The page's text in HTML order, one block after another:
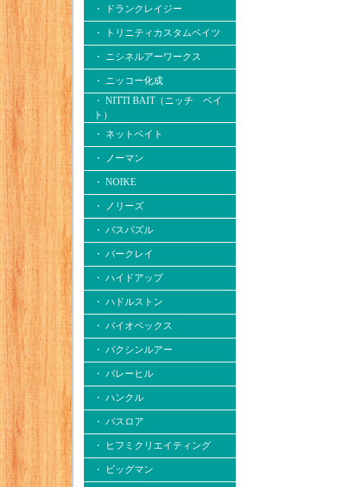
・ ドランクレイジー
・ トリニティカスタムベイツ
・ ニシネルアーワークス
・ ニッコー化成
・ NITTI BAIT（ニッチ ベイ
ト）
・ ネットベイト
・ ノーマン
・ NOIKE
・ ノリーズ
・ バスパズル
・ バークレイ
・ ハイドアップ
・ ハドルストン
・ バイオベックス
・ バクシンルアー
・ バレーヒル
・ ハンクル
・ バスロア
・ ヒフミクリエイティング
・ ビッグマン